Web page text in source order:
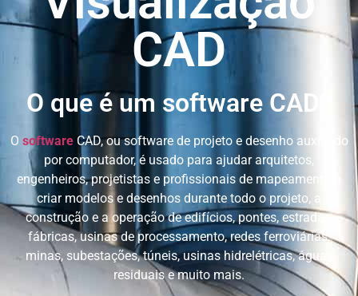
CAD
O que é um software CAD?
O software CAD, ou software de projeto e desenho auxiliado
por computador, é usado para ajudar arquitetos,
engenheiros, projetistas e profissionais de mapeamento a
criar modelos e desenhos durante todo o projeto, a
construção e a operação de edifícios, pontes, estradas,
fábricas, usinas de processamento, redes ferroviárias,
minas, subestações, túneis, usinas hidrelétricas, águas
residuais e muito mais.